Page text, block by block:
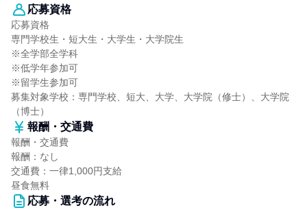
応募資格
応募資格
専門学校生・短大生・大学生・大学院生
※全学部全学科
※低学年参加可
※留学生参加可
募集対象学校：専門学校、短大、大学、大学院（修士）、大学院
（博士）
報酬・交通費
報酬・交通費
報酬：なし
交通費：一律1,000円支給
昼食無料
応募・選考の流れ